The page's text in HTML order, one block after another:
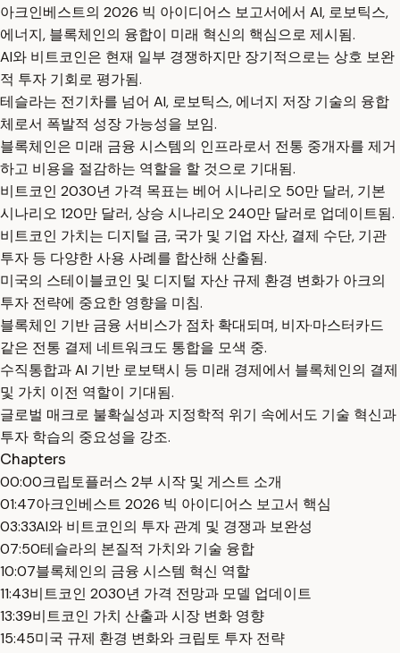
아크인베스트의 2026 빅 아이디어스 보고서에서 AI, 로보틱스,
에너지, 블록체인의 융합이 미래 혁신의 핵심으로 제시됨.
AI와 비트코인은 현재 일부 경쟁하지만 장기적으로는 상호 보완
적 투자 기회로 평가됨.
테슬라는 전기차를 넘어 AI, 로보틱스, 에너지 저장 기술의 융합
체로서 폭발적 성장 가능성을 보임.
블록체인은 미래 금융 시스템의 인프라로서 전통 중개자를 제거
하고 비용을 절감하는 역할을 할 것으로 기대됨.
비트코인 2030년 가격 목표는 베어 시나리오 50만 달러, 기본
시나리오 120만 달러, 상승 시나리오 240만 달러로 업데이트됨.
비트코인 가치는 디지털 금, 국가 및 기업 자산, 결제 수단, 기관
투자 등 다양한 사용 사례를 합산해 산출됨.
미국의 스테이블코인 및 디지털 자산 규제 환경 변화가 아크의
투자 전략에 중요한 영향을 미침.
블록체인 기반 금융 서비스가 점차 확대되며, 비자·마스터카드
같은 전통 결제 네트워크도 통합을 모색 중.
수직통합과 AI 기반 로보택시 등 미래 경제에서 블록체인의 결제
및 가치 이전 역할이 기대됨.
글로벌 매크로 불확실성과 지정학적 위기 속에서도 기술 혁신과
투자 학습의 중요성을 강조.
Chapters
00:00크립토플러스 2부 시작 및 게스트 소개
01:47아크인베스트 2026 빅 아이디어스 보고서 핵심
03:33AI와 비트코인의 투자 관계 및 경쟁과 보완성
07:50테슬라의 본질적 가치와 기술 융합
10:07블록체인의 금융 시스템 혁신 역할
11:43비트코인 2030년 가격 전망과 모델 업데이트
13:39비트코인 가치 산출과 시장 변화 영향
15:45미국 규제 환경 변화와 크립토 투자 전략